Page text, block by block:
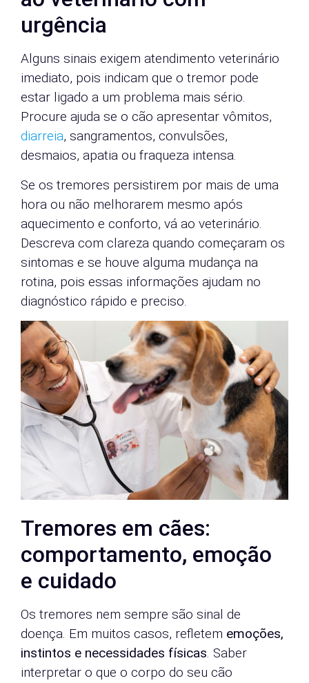
urgência
Alguns sinais exigem atendimento veterinário
imediato, pois indicam que o tremor pode
estar ligado a um problema mais sério.
Procure ajuda se o cão apresentar vômitos,
diarreia, sangramentos, convulsões,
desmaios, apatia ou fraqueza intensa.
Se os tremores persistirem por mais de uma
hora ou não melhorarem mesmo após
aquecimento e conforto, vá ao veterinário.
Descreva com clareza quando começaram os
sintomas e se houve alguma mudança na
rotina, pois essas informações ajudam no
diagnóstico rápido e preciso.
Tremores em cães:
comportamento, emoção
e cuidado
Os tremores nem sempre são sinal de
doença. Em muitos casos, refletem emoções,
instintos e necessidades físicas. Saber
interpretar o que o corpo do seu cão